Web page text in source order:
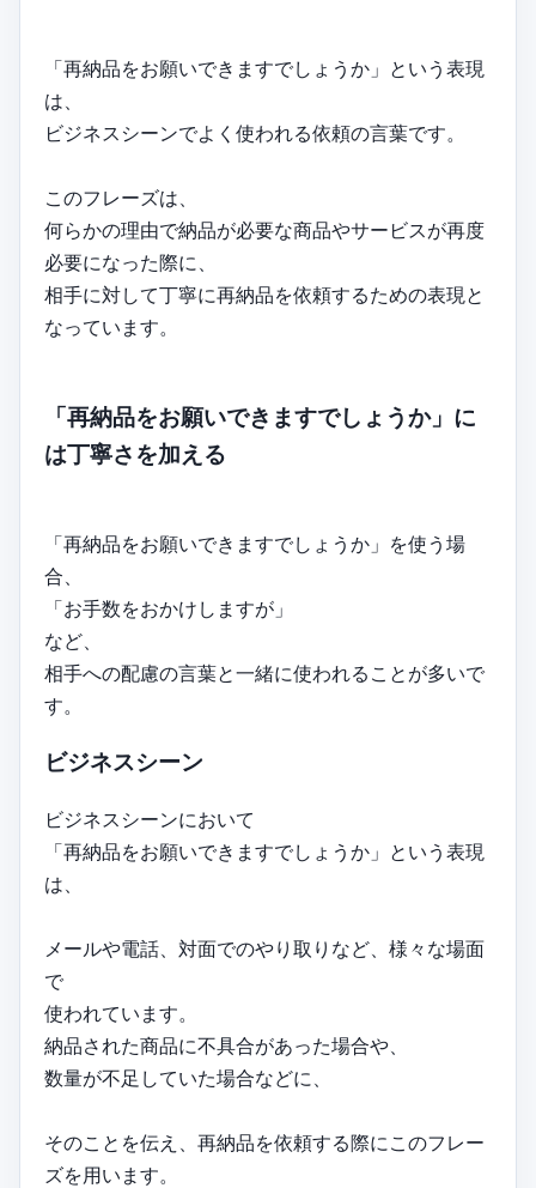
「再納品をお願いできますでしょうか」という表現
は、
ビジネスシーンでよく使われる依頼の言葉です。
このフレーズは、
何らかの理由で納品が必要な商品やサービスが再度
必要になった際に、
相手に対して丁寧に再納品を依頼するための表現と
なっています。
「再納品をお願いできますでしょうか」に
は丁寧さを加える
「再納品をお願いできますでしょうか」を使う場
合、
「お手数をおかけしますが」
など、
相手への配慮の言葉と一緒に使われることが多いで
す。
ビジネスシーン
ビジネスシーンにおいて
「再納品をお願いできますでしょうか」という表現
は、
メールや電話、対面でのやり取りなど、様々な場面
で
使われています。
納品された商品に不具合があった場合や、
数量が不足していた場合などに、
そのことを伝え、再納品を依頼する際にこのフレー
ズを用います。